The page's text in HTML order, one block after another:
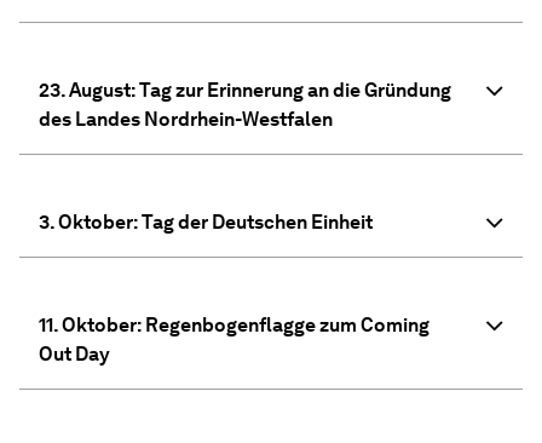
23. August: Tag zur Erinnerung an die Gründung
des Landes Nordrhein-Westfalen
3. Oktober: Tag der Deutschen Einheit
11. Oktober: Regenbogenflagge zum Coming
Out Day